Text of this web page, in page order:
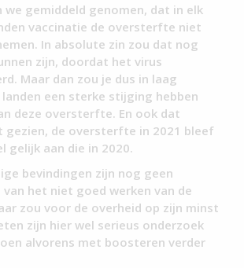
we gemiddeld genomen, dat in elk
vaccinatie de oversterfte niet
In absolute zin zou dat nog
zijn, doordat het virus
Maar dan zou je dus in laag
een sterke stijging hebben
deze oversterfte. En ook dat
gezien, de oversterfte in 2021 bleef
gelijk aan die in 2020.
bevindingen zijn nog geen
het niet goed werken van de
zou voor de overheid op zijn minst
zijn hier wel serieus onderzoek
alvorens met boosteren verder